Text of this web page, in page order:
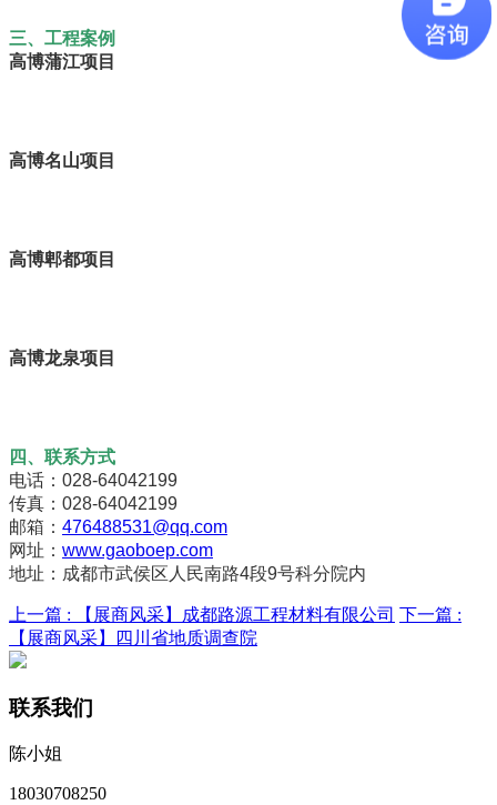
三、工程案例
高博蒲江项目
高博名山项目
高博郫都项目
高博龙泉项目
四、联系方式
电话：028-64042199
传真：028-64042199
邮箱： 476488531@qq.com
网址： www.gaoboep.com
地址：成都市武侯区人民南路4段9号科分院内
上一篇 : 【展商风采】成都路源工程材料有限公司 下一篇 :
【展商风采】四川省地质调查院
联系我们
陈小姐
18030708250